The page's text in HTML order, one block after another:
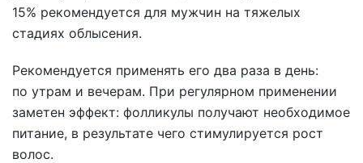
15% рекомендуется для мужчин на тяжелых
стадиях облысения.
Рекомендуется применять его два раза в день:
по утрам и вечерам. При регулярном применении
заметен эффект: фолликулы получают необходимое
питание, в результате чего стимулируется рост
волос.